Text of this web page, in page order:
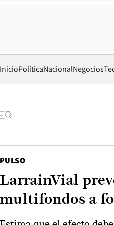
InicioPolíticaNacionalNegocios
PULSO
LarrainVial
multifondos a